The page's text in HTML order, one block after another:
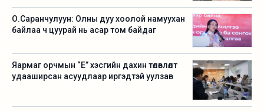
О.Саранчулуун: Олны дуу хоолой намуухан
байлаа ч цуурай нь асар том байдаг
Яармаг орчмын “Е” хэсгийн дахин төлөвлөлт
удааширсан асуудлаар иргэдтэй уулзав